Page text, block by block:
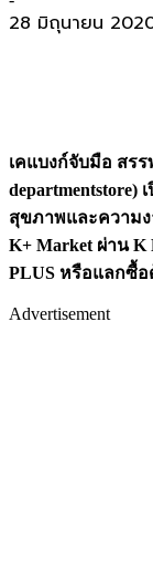
28 มิถุนายน
เคแบงก์จับมือ สรร
สุขภาพและความ
K+ Market ผ่าน
PLUS หรือแลกซื้
Advertisement